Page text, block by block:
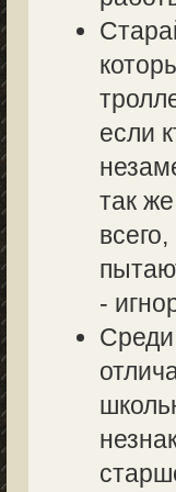
если
так
-